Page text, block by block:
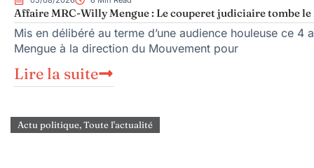
Affaire MRC-Willy Mengue : Le couperet judiciaire tombe le
Mis en délibéré au terme d’une audience houleuse ce
Mengue à la direction du Mouvement pour
Lire la suite
Actu politique,Toute l'actualité